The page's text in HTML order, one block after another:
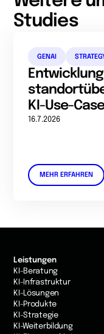
Studies
GENAI
KI-Use-
16.7.2026
MEHR ERFAHREN
Leistungen
KI-Beratung
KI-Infrastruktur
KI-Lösungen
KI-Produkte
KI-Strategie
KI-Weiterbildung